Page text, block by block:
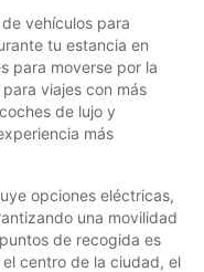
vehículos para
tu estancia en
para moverse por la
viajes con más
de lujo y
más
opciones eléctricas,
una movilidad
de recogida es
centro de la ciudad, el